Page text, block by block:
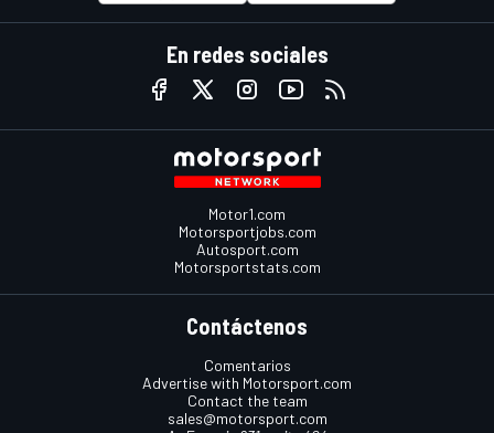
En redes sociales
Motor1.com
Motorsportjobs.com
Autosport.com
Motorsportstats.com
Contáctenos
Comentarios
Advertise with Motorsport.com
Contact the team
sales@motorsport.com